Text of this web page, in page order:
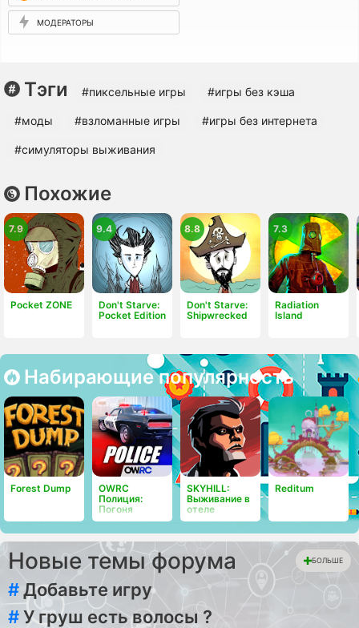
МОДЕРАТОРЫ
Тэги #пиксельные игры #игры без кэша
#моды #взломанные игры #игры без интернета
#симуляторы выживания
Похожие
Pocket ZONE
7.9
Don't Starve:
Pocket Edition
9.4
Don't Starve:
Shipwrecked
8.8
Radiation
Island
7.3
Набирающие популярность
Forest Dump
OWRC
Полиция:
Погоня
SKYHILL:
Выживание в
отеле
Reditum
Новые темы форума БОЛЬШЕ
#Добавьте игру
#У груш есть волосы ?